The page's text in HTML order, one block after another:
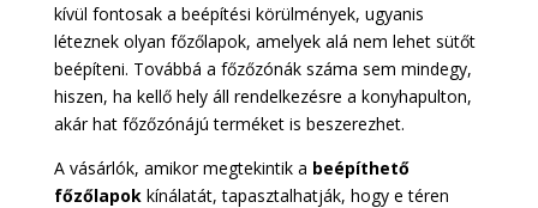
kívül fontosak a beépítési körülmények, ugyanis
léteznek olyan főzőlapok, amelyek alá nem lehet sütőt
beépíteni. Továbbá a főzőzónák száma sem mindegy,
hiszen, ha kellő hely áll rendelkezésre a konyhapulton,
akár hat főzőzónájú terméket is beszerezhet.
A vásárlók, amikor megtekintik a beépíthető
főzőlapokkínálatát, tapasztalhatják, hogy e téren